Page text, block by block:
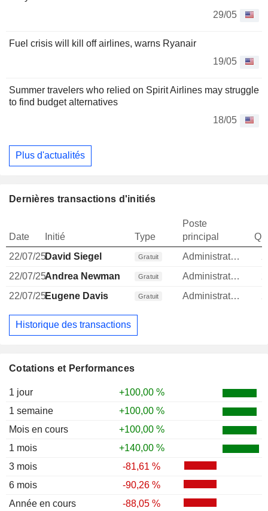
29/05
Fuel crisis will kill off airlines, warns Ryanair
19/05
Summer travelers who relied on Spirit Airlines may struggle
to find budget alternatives
18/05
Plus d'actualités
Cotations et Performances
1 jour
+100,00 %
1 semaine
+100,00 %
Mois en cours
+100,00 %
1 mois
+140,00 %
3 mois
-81,61 %
6 mois
-90,26 %
Année en cours
-88,05 %
Dernières transactions d'initiés
Date Initié Type
Poste
principal
22/07/25David Siegel Gratuit Administrateur
22/07/25Andrea Newman Gratuit Administrateur
22/07/25Eugene Davis Gratuit Administrateur
Historique des transactions